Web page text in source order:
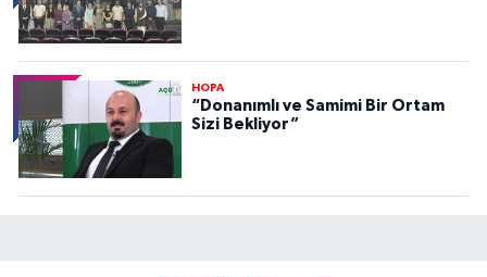
HOPA
“Donanımlı ve Samimi Bir Ortam
Sizi Bekliyor”